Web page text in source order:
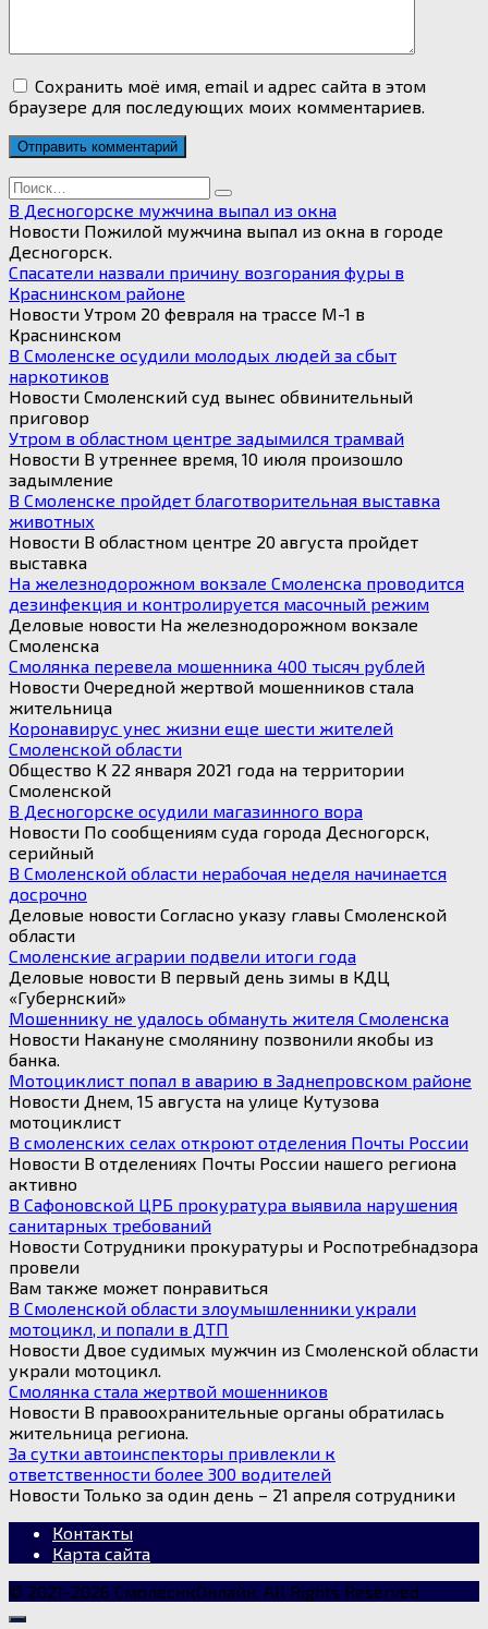
Сохранить моё имя, email и адрес сайта в этом
браузере для последующих моих комментариев.
Search
for:
В Десногорске мужчина выпал из окна
Новости Пожилой мужчина выпал из окна в городе
Десногорск.
Спасатели назвали причину возгорания фуры в
Краснинском районе
Новости Утром 20 февраля на трассе М-1 в
Краснинском
В Смоленске осудили молодых людей за сбыт
наркотиков
Новости Смоленский суд вынес обвинительный
приговор
Утром в областном центре задымился трамвай
Новости В утреннее время, 10 июля произошло
задымление
В Смоленске пройдет благотворительная выставка
животных
Новости В областном центре 20 августа пройдет
выставка
На железнодорожном вокзале Смоленска проводится
дезинфекция и контролируется масочный режим
Деловые новости На железнодорожном вокзале
Смоленска
Смолянка перевела мошенника 400 тысяч рублей
Новости Очередной жертвой мошенников стала
жительница
Коронавирус унес жизни еще шести жителей
Смоленской области
Общество К 22 января 2021 года на территории
Смоленской
В Десногорске осудили магазинного вора
Новости По сообщениям суда города Десногорск,
серийный
В Смоленской области нерабочая неделя начинается
досрочно
Деловые новости Согласно указу главы Смоленской
области
Смоленские аграрии подвели итоги года
Деловые новости В первый день зимы в КДЦ
«Губернский»
Мошеннику не удалось обмануть жителя Смоленска
Новости Накануне смолянину позвонили якобы из
банка.
Мотоциклист попал в аварию в Заднепровском районе
Новости Днем, 15 августа на улице Кутузова
мотоциклист
В смоленских селах откроют отделения Почты России
Новости В отделениях Почты России нашего региона
активно
В Сафоновской ЦРБ прокуратура выявила нарушения
санитарных требований
Новости Сотрудники прокуратуры и Роспотребнадзора
провели
Вам также может понравиться
В Смоленской области злоумышленники украли
мотоцикл, и попали в ДТП
Новости Двое судимых мужчин из Смоленской области
украли мотоцикл.
Смолянка стала жертвой мошенников
Новости В правоохранительные органы обратилась
жительница региона.
За сутки автоинспекторы привлекли к
ответственности более 300 водителей
Новости Только за один день – 21 апреля сотрудники
Контакты
Карта сайта
© 2021-2026 СмолеснкОнлайн, All Rights Reserved